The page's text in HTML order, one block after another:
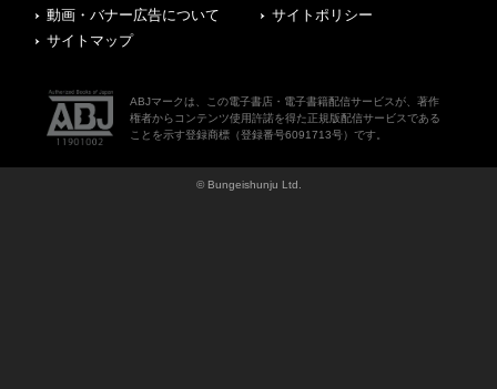
動画・バナー広告について
サイトポリシー
サイトマップ
ABJマークは、この電子書店・電子書籍配信サービスが、著作
権者からコンテンツ使用許諾を得た正規版配信サービスである
ことを示す登録商標（登録番号6091713号）です。
© Bungeishunju Ltd.